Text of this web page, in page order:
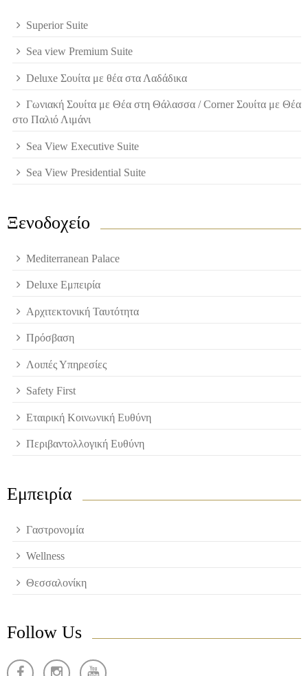
Superior Suite
Sea view Premium Suite
Deluxe Σουίτα με θέα στα Λαδάδικα
Γωνιακή Σουίτα με Θέα στη Θάλασσα / Corner Σουίτα με Θέα
στο Παλιό Λιμάνι
Sea View Executive Suite
Sea View Presidential Suite
Ξενοδοχείο
Mediterranean Palace
Deluxe Εμπειρία
Αρχιτεκτονική Ταυτότητα
Πρόσβαση
Λοιπές Υπηρεσίες
Safety First
Εταιρική Κοινωνική Ευθύνη
Περιβαντολλογική Ευθύνη
Εμπειρία
Γαστρονομία
Wellness
Θεσσαλονίκη
Follow Us